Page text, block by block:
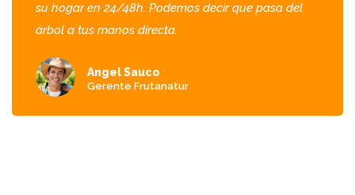
su hogar en 24/48h. Podemos decir que pasa del
árbol a tus manos directa.
Angel Sauco
Gerente Frutanatur